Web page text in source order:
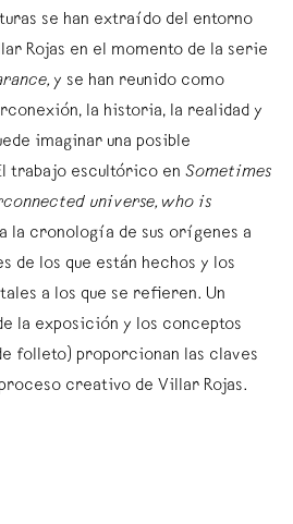
se han extraído del entorno
Rojas en el momento de la serie
y se han reunido como
la historia, la realidad y
imaginar una posible
trabajo escultórico en Sometimes
universe, who is
la cronología de sus orígenes a
de los que están hechos y los
a los que se refieren. Un
la exposición y los conceptos
folleto) proporcionan las claves
creativo de Villar Rojas.